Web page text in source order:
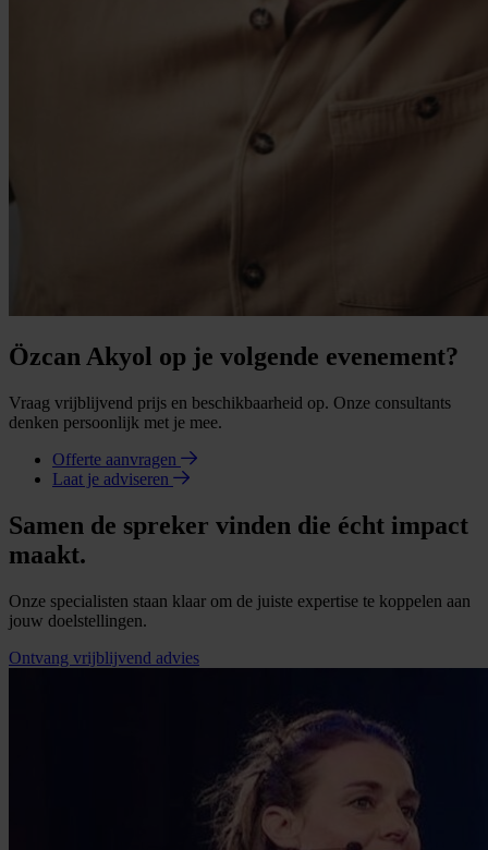
Özcan Akyol op je volgende evenement?
Vraag vrijblijvend prijs en beschikbaarheid op. Onze consultants
denken persoonlijk met je mee.
Offerte aanvragen
Laat je adviseren
Samen de spreker vinden die écht impact
maakt.
Onze specialisten staan klaar om de juiste expertise te koppelen aan
jouw doelstellingen.
Ontvang vrijblijvend advies